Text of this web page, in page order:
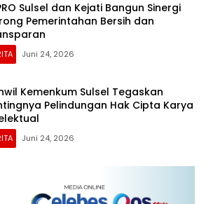
Sulsel dan Kejati Bangun Sinergi
Pemerintahan Bersih dan
Juni 24, 2026
Kemenkum Sulsel Tegaskan
Pelindungan Hak Cipta Karya
Juni 24, 2026